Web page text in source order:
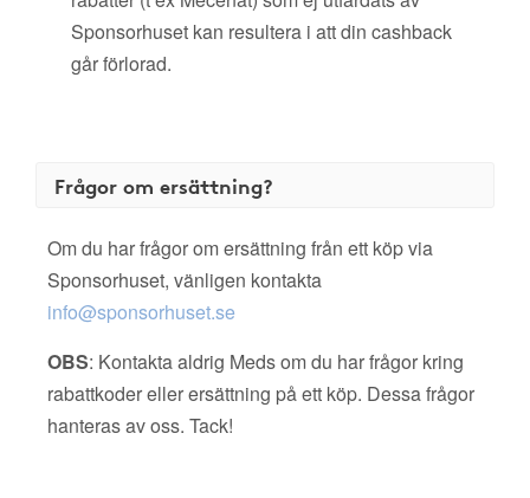
Sponsorhuset kan resultera i att din cashback
går förlorad.
Frågor om ersättning?
Om du har frågor om ersättning från ett köp via
Sponsorhuset, vänligen kontakta
info@sponsorhuset.se
OBS: Kontakta aldrig Meds om du har frågor kring
rabattkoder eller ersättning på ett köp. Dessa frågor
hanteras av oss. Tack!